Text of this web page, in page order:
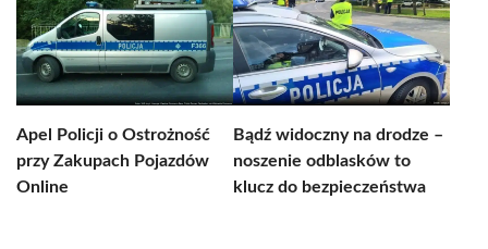
Apel Policji o Ostrożność
przy Zakupach Pojazdów
Online
Bądź widoczny na drodze –
noszenie odblasków to
klucz do bezpieczeństwa